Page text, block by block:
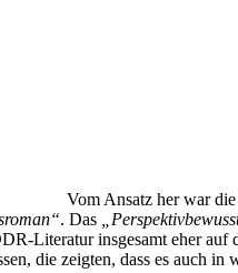
Vom Ansatz her war
. Das
Literatur insgesamt eher auf
die zeigten, dass es auch